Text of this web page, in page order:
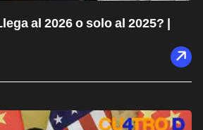
al 2026 o solo al 2025? |